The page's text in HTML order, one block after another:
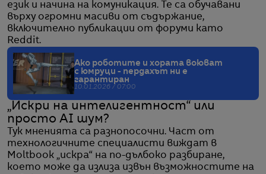
език и начина на комуникация. Те са обучавани
върху огромни масиви от съдържание,
включително публикации от форуми като
Reddit.
Ако роботите и хората воюват
с юмруци - пердахът ни е
гарантиран
10.01.2026 / 07:00
„Искри на интелигентност“ или
просто AI шум?
Тук мненията са разнопосочни. Част от
технологичните специалисти виждат в
Moltbook „искра“ на по-дълбоко разбиране,
което може да излиза извън възможностите на